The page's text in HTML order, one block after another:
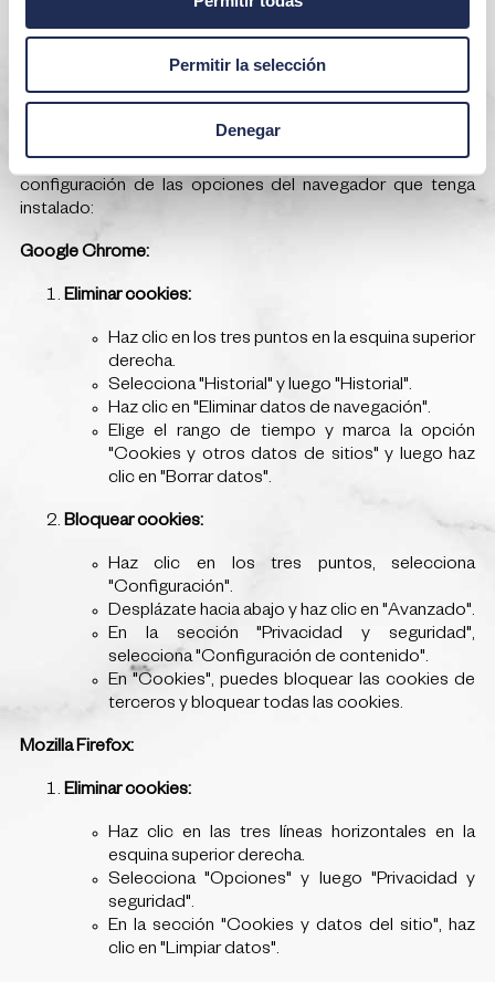
Permitir la selección
Denegar
titular. El uso de cookies de nivel 3 está sujeto al
permiso previo del usuario mediante confirmación
expresa de su aceptación.
Bloqueo del uso de Cookies
En cualquier momento usted podrá permitir, bloquear o
eliminar las cookies instaladas en su ordenador mediante la
configuración de las opciones del navegador que tenga
instalado:
Google Chrome:
Eliminar cookies:
Haz clic en los tres puntos en la esquina superior
derecha.
Selecciona "Historial" y luego "Historial".
Haz clic en "Eliminar datos de navegación".
Elige el rango de tiempo y marca la opción
"Cookies y otros datos de sitios" y luego haz
clic en "Borrar datos".
Bloquear cookies:
Haz clic en los tres puntos, selecciona
"Configuración".
Desplázate hacia abajo y haz clic en "Avanzado".
En la sección "Privacidad y seguridad",
selecciona "Configuración de contenido".
En "Cookies", puedes bloquear las cookies de
terceros y bloquear todas las cookies.
Mozilla Firefox:
Eliminar cookies:
Haz clic en las tres líneas horizontales en la
esquina superior derecha.
Selecciona "Opciones" y luego "Privacidad y
seguridad".
En la sección "Cookies y datos del sitio", haz
clic en "Limpiar datos".